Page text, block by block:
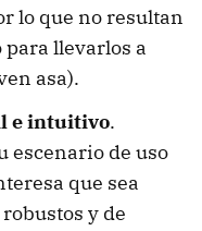
lo que no resultan
para llevarlos a
asa).
e intuitivo.
escenario de uso
que sea
y de